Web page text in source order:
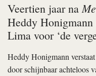
Veertien jaar na
Heddy Honigmann
Lima voor ‘de
Heddy Honigmann
door schijnbaar achteloos